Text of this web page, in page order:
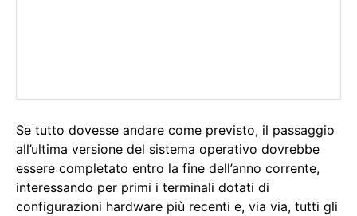
Se tutto dovesse andare come previsto, il passaggio
all’ultima versione del sistema operativo dovrebbe
essere completato entro la fine dell’anno corrente,
interessando per primi i terminali dotati di
configurazioni hardware più recenti e, via via, tutti gli